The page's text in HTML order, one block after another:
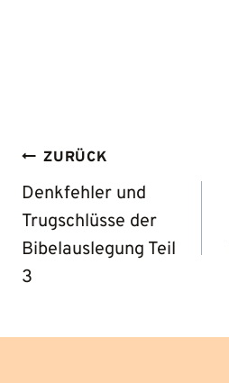
BEITRAGS-
NAVIGATION
ZURÜCK
Denkfehler und
Trugschlüsse der
Bibelauslegung Teil
3